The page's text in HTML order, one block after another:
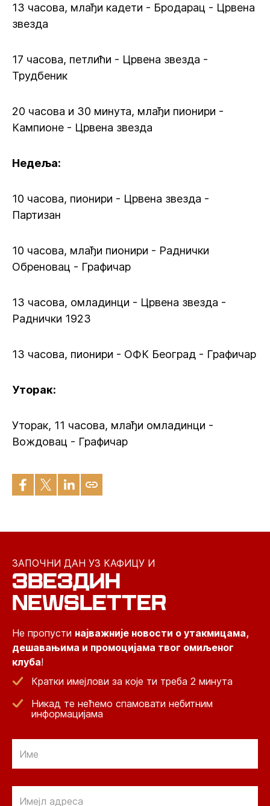
13 часова, млађи кадети - Бродарац - Црвена
звезда
17 часова, петлићи - Црвена звезда -
Трудбеник
20 часова и 30 минута, млађи пионири -
Кампионе - Црвена звезда
Недеља:
10 часова, пионири - Црвена звезда -
Партизан
10 часова, млађи пионири - Раднички
Обреновац - Графичар
13 часова, омладинци - Црвена звезда -
Раднички 1923
13 часова, пионири - ОФК Београд - Графичар
Уторак:
Уторак, 11 часова, млађи омладинци -
Вождовац - Графичар
ЗАПОЧНИ ДАН УЗ КАФИЦУ И
ЗВЕЗДИН
NEWSLETTER
Не пропусти најважније новости о утакмицама,
дешавањима и промоцијама твог омиљеног
клуба!
Кратки имејлови за које ти треба 2 минута
Никад те нећемо спамовати небитним
информацијама